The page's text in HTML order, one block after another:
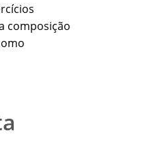
composição